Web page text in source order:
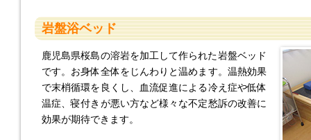
岩盤浴ベッド
鹿児島県桜島の溶岩を加工して作られた岩盤ベッド
です。お身体全体をじんわりと温めます。温熱効果
で末梢循環を良くし、血流促進による冷え症や低体
温症、寝付きが悪い方など様々な不定愁訴の改善に
効果が期待できます。